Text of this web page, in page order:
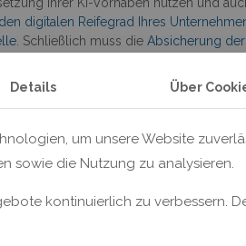
digitalen Reifegrad Ihres
. Schließlich muss dieAbsicherung
im Rahmen der Digitalisierung gehören,
NIS2 und CIS) und begleiten Sie
drei Kompetenzbereiche bieten wir
bis hin zur digitalen Transformation
tiefgreifend und nachhaltig in Ihrer
Sprechen Sie uns unverbindlich
Details Über
um unsere Website
sowie die Nutzung zu analysieren.
kontinuierlich zu verbessern.